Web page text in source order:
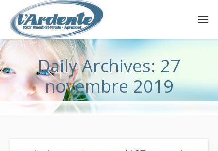
Daily Archives: 27
novembre 2019